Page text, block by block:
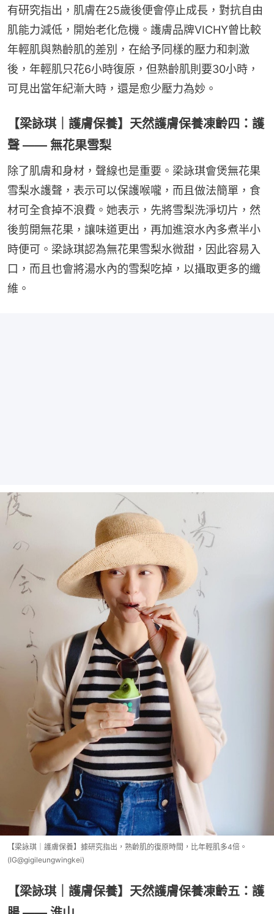
有研究指出，肌膚在25歲後便會停止成長，對抗自由
肌能力減低，開始老化危機。護膚品牌VICHY曾比較
年輕肌與熟齡肌的差別，在給予同樣的壓力和刺激
後，年輕肌只花6小時復原，但熟齡肌則要30小時，
可見出當年紀漸大時，還是愈少壓力為妙。
【梁詠琪｜護膚保養】天然護膚保養凍齡四：護
聲 —— 無花果雪梨
除了肌膚和身材，聲線也是重要。梁詠琪會煲無花果
雪梨水護聲，表示可以保護喉嚨，而且做法簡單，食
材可全食掉不浪費。她表示，先將雪梨洗淨切片，然
後剪開無花果，讓味道更出，再加進滾水內多煮半小
時便可。梁詠琪認為無花果雪梨水微甜，因此容易入
口，而且也會將湯水內的雪梨吃掉，以攝取更多的纖
維。
【梁詠琪｜護膚保養】據研究指出，熟齡肌的復原時間，比年輕肌多4倍。
(IG@gigileungwingkei)
【梁詠琪｜護膚保養】天然護膚保養凍齡五：護